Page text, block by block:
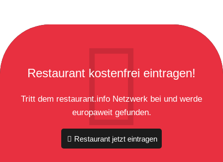
Restaurant kostenfrei eintragen!
Tritt dem restaurant.info Netzwerk bei und werde
europaweit gefunden.
Restaurant jetzt eintragen